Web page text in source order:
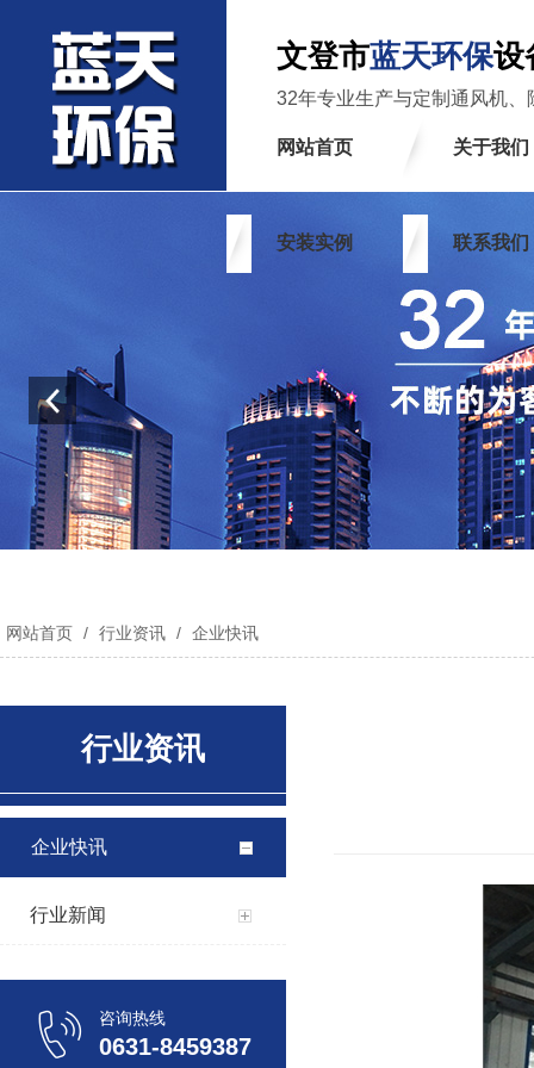
文登市蓝天环保设
32年专业生产与定制通风机、
网站首页 关于我们
安装实例 联系我们
网站首页 / 行业资讯 / 企业快讯
行业资讯
企业快讯
行业新闻
咨询热线
0631-8459387